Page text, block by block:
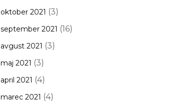
oktober 2021 (3)
september 2021 (16)
avgust 2021 (3)
maj 2021 (3)
april 2021 (4)
marec 2021 (4)